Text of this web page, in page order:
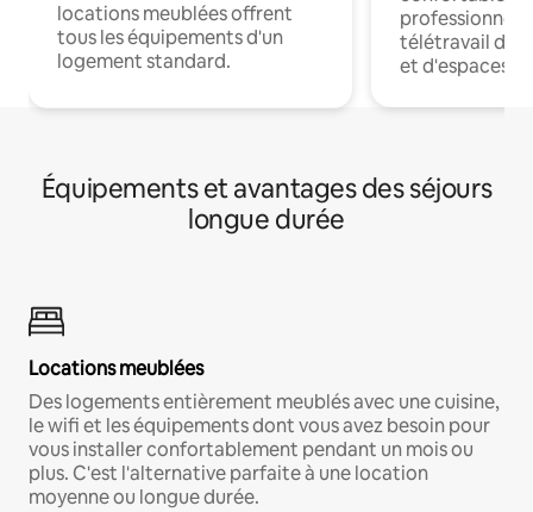
locations meublées offrent
tous les équipements d'un
logement standard.
professionnels
télétravail
et d'espaces
Équipements et avantages des séjours
longue durée
Locations meublées
Des logements entièrement meublés avec une cuisine,
le wifi et les équipements dont vous avez besoin pour
vous installer confortablement pendant un mois ou
plus. C'est l'alternative parfaite à une location
moyenne ou longue durée.